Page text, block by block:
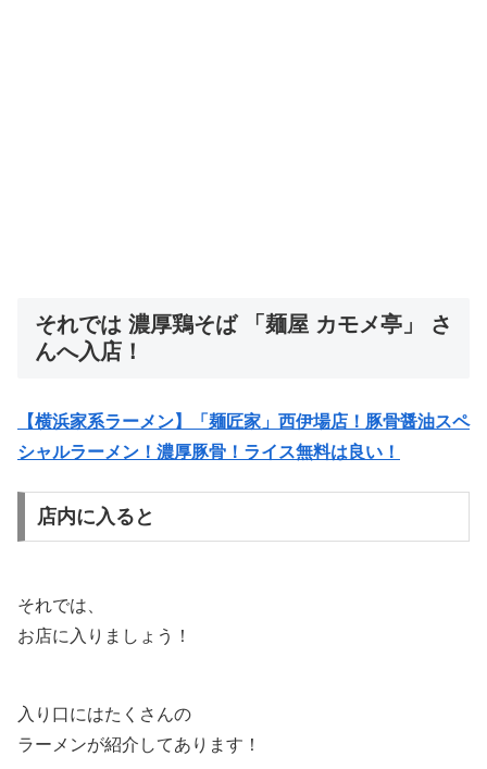
それでは 濃厚鶏そば 「麺屋 カモメ亭」 さ
んへ入店！
【横浜家系ラーメン】「麺匠家」西伊場店！豚骨醤油スペ
シャルラーメン！濃厚豚骨！ライス無料は良い！
店内に入ると
それでは、
お店に入りましょう！
入り口にはたくさんの
ラーメンが紹介してあります！